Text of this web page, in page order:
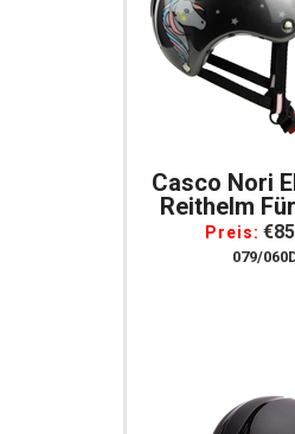
Casco Nori
Reithelm
Gr. XS =
Schwarz/
Preis:
079/